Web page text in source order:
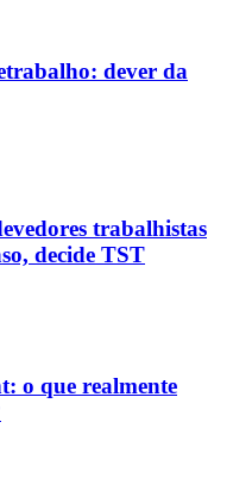
dever da
trabalhistas
decide TST
o que realmente